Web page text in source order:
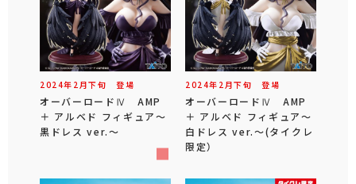
2024年 2 月下旬 登場
オーバーロードⅣ AMP
＋ アルベド フィギュア～
黒ドレス ver.～
2024年 2 月下旬 登場
オーバーロードⅣ AMP
＋ アルベド フィギュア～
白ドレス ver.～(タイクレ
限定）